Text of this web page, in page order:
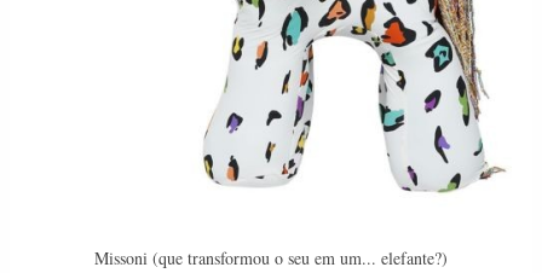
Missoni (que transformou o seu em um... elefante?)